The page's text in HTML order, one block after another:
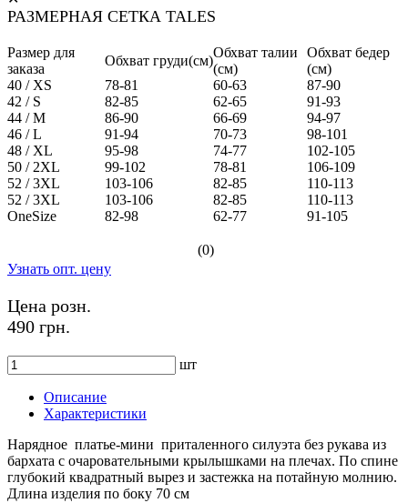
РАЗМЕРНАЯ СЕТКА TALES
Размер для
заказа
Обхват груди(см)
Обхват талии
(см)
Обхват бедер
(см)
40 / XS
78-81 60-63
87-90
42 / S
82-85 62-65
91-93
44 / M
86-90 66-69
94-97
46 / L
91-94 70-73
98-101
48 / XL
95-98 74-77
102-105
50 / 2XL
99-102 78-81
106-109
52 / 3XL
103-106 82-85
110-113
52 / 3XL
103-106 82-85
110-113
OneSize
82-98 62-77 91-105
(0)
Узнать опт. цену
Цена розн.
490 грн.
шт
Описание
Характеристики
Нарядное платье-мини приталенного силуэта без рукава из
бархата с очаровательными крылышками на плечах. По спине
глубокий квадратный вырез и застежка на потайную молнию.
Длина изделия по боку 70 см